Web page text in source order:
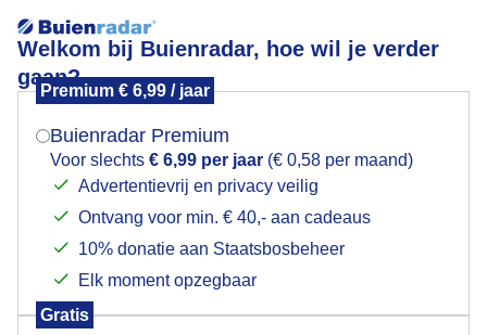
Welkom bij Buienradar, hoe wil je verder
gaan?
Premium € 6,99 / jaar
Buienradar Premium
Voor slechts € 6,99 per jaar (€ 0,58 per maand)
Advertentievrij en privacy veilig
Ontvang voor min. € 40,- aan cadeaus
10% donatie aan Staatsbosbeheer
Elk moment opzegbaar
Gratis
Zojuist langs de Oosterschelde; zon en wolken; er
staat weinig wind
Mogen we je locatie gebruiken voor het
Indien je hier nog geen akkoord op hebt gegeven,
verschijnt er zo een pop-up uit je browser waarin
Is goed, toon de popup